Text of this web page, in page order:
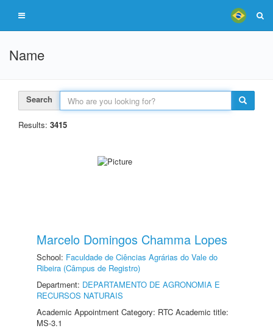
Name
Search
Results: 3415
Marcelo Domingos Chamma Lopes
School: Faculdade de Ciências Agrárias do Vale do
Ribeira (Câmpus de Registro)
Department: DEPARTAMENTO DE AGRONOMIA E
RECURSOS NATURAIS
Academic Appointment Category: RTC Academic title:
MS-3.1